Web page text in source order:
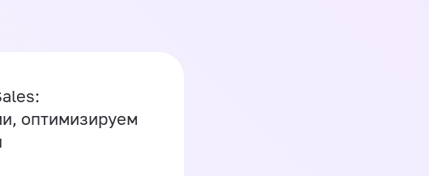
оптимизируем